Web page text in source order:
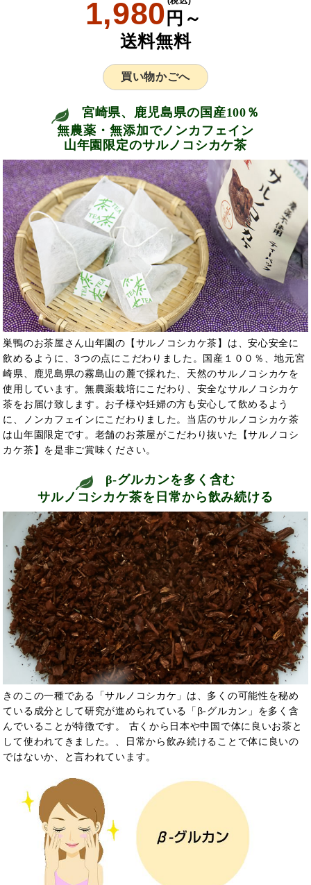
1,980 円～
送料無料
買い物かごへ
宮崎県、鹿児島県の国産100％
無農薬・無添加でノンカフェイン
山年園限定のサルノコシカケ茶
巣鴨のお茶屋さん山年園の【サルノコシカケ茶】は、安心安全に
飲めるように、3つの点にこだわりました。国産１００％、地元宮
崎県、鹿児島県の霧島山の麓で採れた、天然のサルノコシカケを
使用しています。無農薬栽培にこだわり、安全なサルノコシカケ
茶をお届け致します。お子様や妊婦の方も安心して飲めるよう
に、ノンカフェインにこだわりました。当店のサルノコシカケ茶
は山年園限定です。老舗のお茶屋がこだわり抜いた【サルノコシ
カケ茶】を是非ご賞味ください。
β-グルカンを多く含む
サルノコシカケ茶を日常から飲み続ける
きのこの一種である「サルノコシカケ」は、多くの可能性を秘め
ている成分として研究が進められている「β-グルカン」を多く含
んでいることが特徴です。 古くから日本や中国で体に良いお茶と
して使われてきました。 、日常から飲み続けることで体に良いの
ではないか、と言われています。